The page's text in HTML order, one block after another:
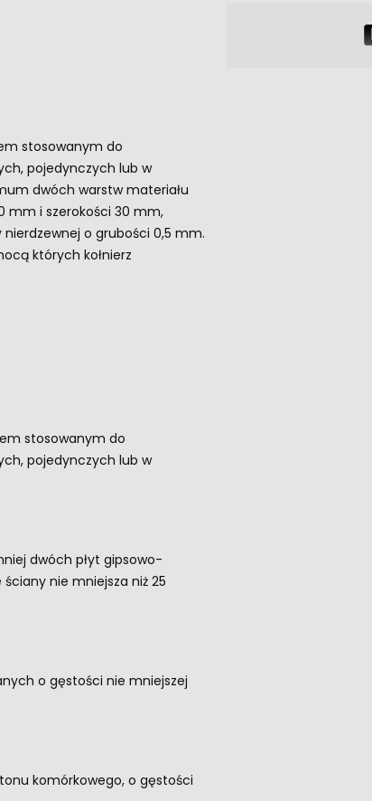
stosowanym do
pojedynczych lub w
dwóch warstw materiału
mm i szerokości 30 mm,
o grubości 0,5 mm.
których kołnierz
stosowanym do
pojedynczych lub w
dwóch płyt gipsowo-
nie mniejsza niż 25
o gęstości nie mniejszej
komórkowego, o gęstości